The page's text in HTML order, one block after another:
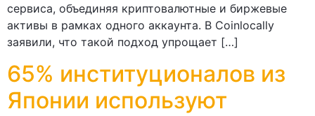
сервиса, объединяя криптовалютные и биржевые
активы в рамках одного аккаунта. В Coinlocally
заявили, что такой подход упрощает […]
65% институционалов из
Японии используют